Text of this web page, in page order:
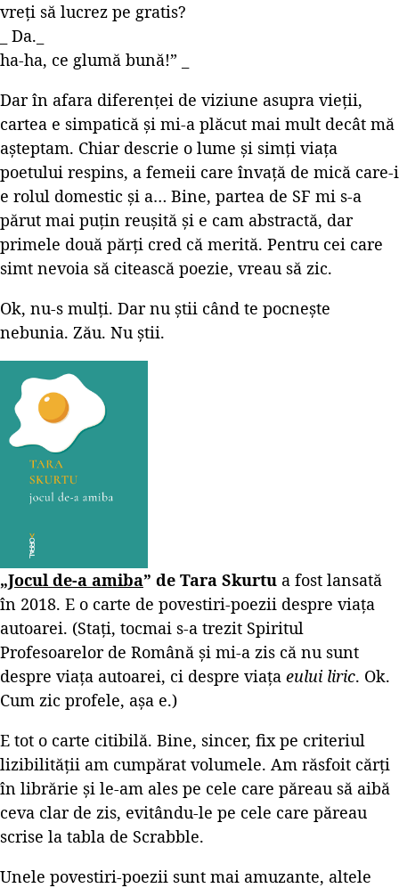
vreți să lucrez pe gratis?
_ Da._
ha-ha, ce glumă bună!” _
Dar în afara diferenței de viziune asupra vieții,
cartea e simpatică și mi-a plăcut mai mult decât mă
așteptam. Chiar descrie o lume și simți viața
poetului respins, a femeii care învață de mică care-i
e rolul domestic și a… Bine, partea de SF mi s-a
părut mai puțin reușită și e cam abstractă, dar
primele două părți cred că merită. Pentru cei care
simt nevoia să citească poezie, vreau să zic.
Ok, nu-s mulți. Dar nu știi când te pocnește
nebunia. Zău. Nu știi.
„Jocul de-a amiba” de Tara Skurtu a fost lansată
în 2018. E o carte de povestiri-poezii despre viața
autoarei. (Stați, tocmai s-a trezit Spiritul
Profesoarelor de Română și mi-a zis că nu sunt
despre viața autoarei, ci despre viața eului liric. Ok.
Cum zic profele, așa e.)
E tot o carte citibilă. Bine, sincer, fix pe criteriul
lizibilității am cumpărat volumele. Am răsfoit cărți
în librărie și le-am ales pe cele care păreau să aibă
ceva clar de zis, evitându-le pe cele care păreau
scrise la tabla de Scrabble.
Unele povestiri-poezii sunt mai amuzante, altele